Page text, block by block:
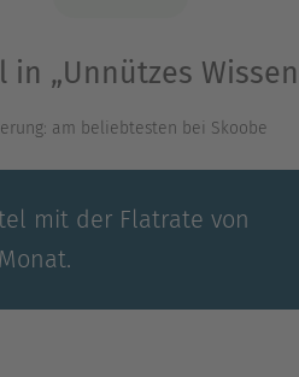
für Sie versammelt, in
Ausblenden
in „Unnützes
am beliebtesten bei Skoobe
mit der Flatrate von